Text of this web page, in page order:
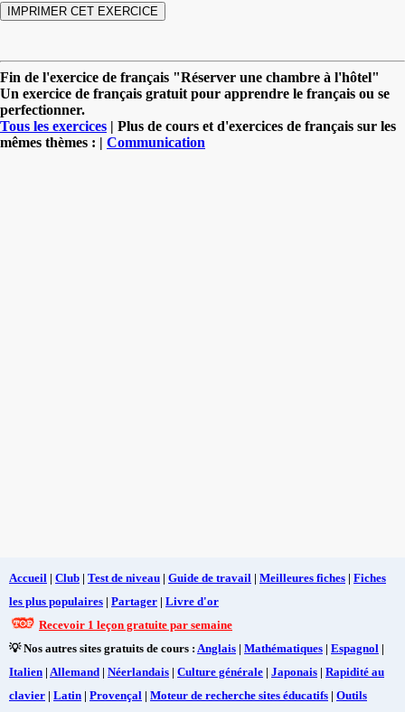
Fin de l'exercice de français "Réserver une chambre à l'hôtel"
Un exercice de français gratuit pour apprendre le français ou se
perfectionner.
Tous les exercices | Plus de cours et d'exercices de français sur les
mêmes thèmes : | Communication
Accueil | Club | Test de niveau | Guide de travail | Meilleures fiches | Fiches
les plus populaires | Partager | Livre d'or
Recevoir 1 leçon gratuite par semaine
💡 Nos autres sites gratuits de cours : Anglais | Mathématiques | Espagnol |
Italien | Allemand | Néerlandais | Culture générale | Japonais | Rapidité au
clavier | Latin | Provençal | Moteur de recherche sites éducatifs | Outils